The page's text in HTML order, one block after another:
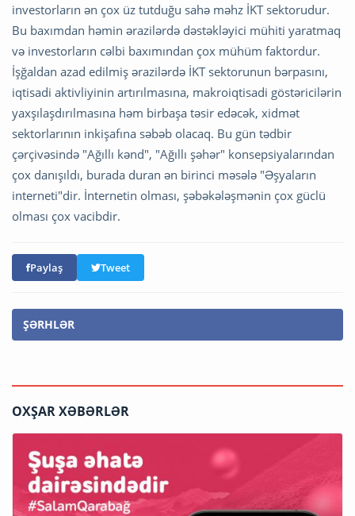
investorların ən çox üz tutduğu sahə məhz İKT sektorudur.
Bu baxımdan həmin ərazilərdə dəstəkləyici mühiti yaratmaq
və investorların cəlbi baxımından çox mühüm faktordur.
İşğaldan azad edilmiş ərazilərdə İKT sektorunun bərpasını,
iqtisadi aktivliyinin artırılmasına, makroiqtisadi göstəricilərin
yaxşılaşdırılmasına həm birbaşa təsir edəcək, xidmət
sektorlarının inkişafına səbəb olacaq. Bu gün tədbir
çərçivəsində "Ağıllı kənd", "Ağıllı şəhər" konsepsiyalarından
çox danışıldı, burada duran ən birinci məsələ "Əşyaların
interneti"dir. İnternetin olması, şəbəkələşmənin çox güclü
olması çox vacibdir.
Paylaş Tweet
ŞƏRHLƏR
OXŞAR XƏBƏRLƏR